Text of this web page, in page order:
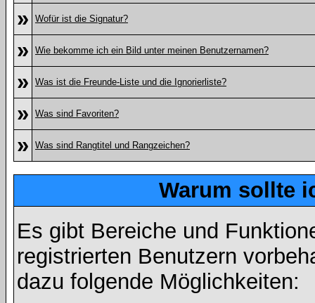
» Wofür ist die Signatur?
» Wie bekomme ich ein Bild unter meinen Benutzernamen?
» Was ist die Freunde-Liste und die Ignorierliste?
» Was sind Favoriten?
» Was sind Rangtitel und Rangzeichen?
Warum sollte
Es gibt Bereiche und
registrierten Benutzern
dazu folgende Möglichkeiten: